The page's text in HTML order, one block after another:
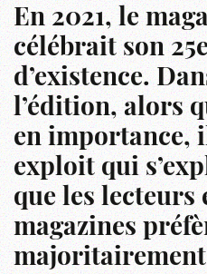
En 2021, le
célébrait son
d’existence.
l’édition, alors
en importance,
exploit qui
que les lecteurs
magazines